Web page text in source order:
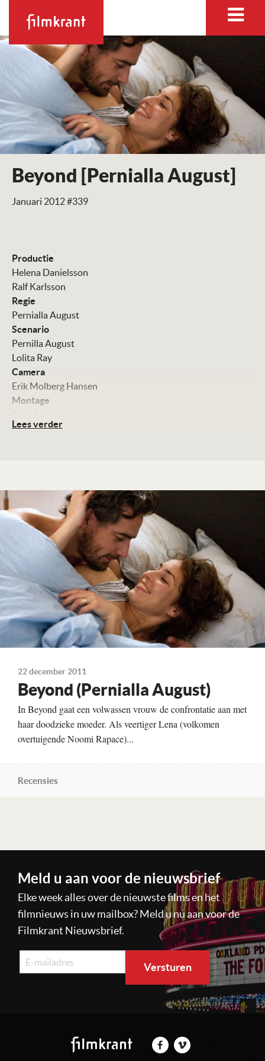
Beyond [Pernialla August]
Januari 2012 #339
Productie
Helena Danielsson
Ralf Karlsson
Regie
Pernialla August
Scenario
Pernilla August
Lolita Ray
Camera
Erik Molberg Hansen
Montage
Art direction
Ville Virtanen
Outi Maenpaa
Kleur, 99 minuten
Distributie
Lumière
Te zien
vanaf 19 januari
Lees verder
22 december 2011
Beyond (Pernialla August)
In Beyond gaat een volwassen vrouw de confrontatie aan met
haar doodzieke moeder. Als veertiger Lena (volkomen
overtuigende Noomi Rapace)...
Recensies
Meld u aan voor de nieuwsbrief
Elke week alles over de nieuwste films en het
filmnieuws in uw mailbox? Meld u nu aan voor de
Filmkrant Nieuwsbrief.